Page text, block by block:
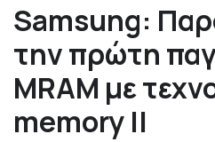
Samsung:
την πρώτη
MRAM με
memory ||